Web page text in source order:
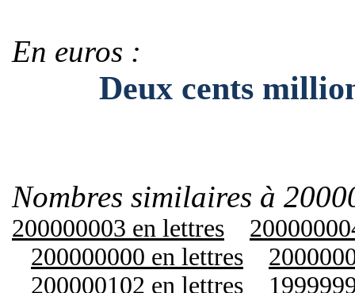
En euros :
Deux cents
Nombres similaires à
200000003 en lettres
200000000 en lettres
200000102 en lettres